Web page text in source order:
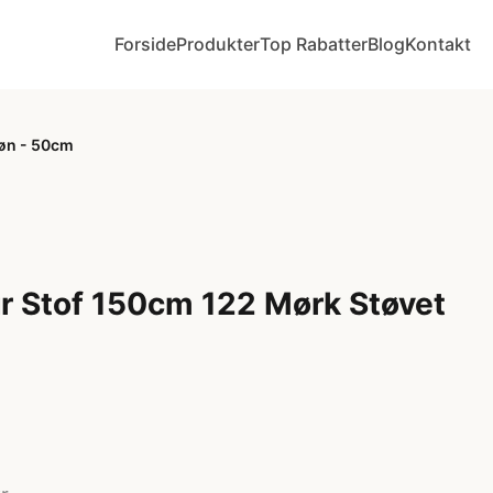
ForsideProdukterTop RabatterBlogKontakt
- 50cm
Stof 150cm 122 Mørk Støvet